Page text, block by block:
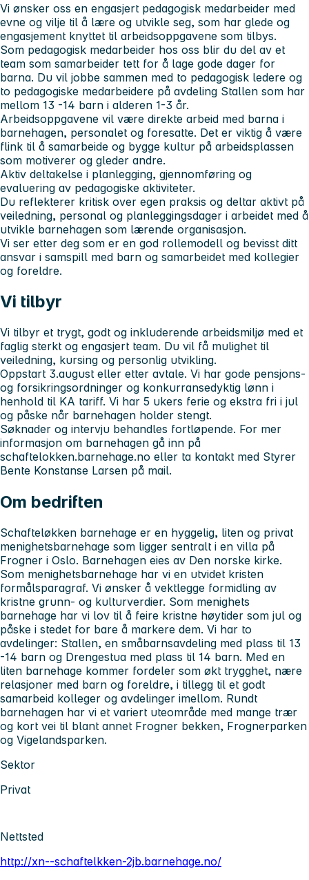
Vi ønsker oss en engasjert pedagogisk medarbeider med
evne og vilje til å lære og utvikle seg, som har glede og
engasjement knyttet til arbeidsoppgavene som tilbys.
Som pedagogisk medarbeider hos oss blir du del av et
team som samarbeider tett for å lage gode dager for
barna. Du vil jobbe sammen med to pedagogisk ledere og
to pedagogiske medarbeidere på avdeling Stallen som har
mellom 13 -14 barn i alderen 1-3 år.
Arbeidsoppgavene vil være direkte arbeid med barna i
barnehagen, personalet og foresatte. Det er viktig å være
flink til å samarbeide og bygge kultur på arbeidsplassen
som motiverer og gleder andre.
Aktiv deltakelse i planlegging, gjennomføring og
evaluering av pedagogiske aktiviteter.
Du reflekterer kritisk over egen praksis og deltar aktivt på
veiledning, personal og planleggingsdager i arbeidet med å
utvikle barnehagen som lærende organisasjon.
Vi ser etter deg som er en god rollemodell og bevisst ditt
ansvar i samspill med barn og samarbeidet med kollegier
og foreldre.
Vi tilbyr
Vi tilbyr et trygt, godt og inkluderende arbeidsmiljø med et
faglig sterkt og engasjert team. Du vil få mulighet til
veiledning, kursing og personlig utvikling.
Oppstart 3.august eller etter avtale. Vi har gode pensjons-
og forsikringsordninger og konkurransedyktig lønn i
henhold til KA tariff. Vi har 5 ukers ferie og ekstra fri i jul
og påske når barnehagen holder stengt.
Søknader og intervju behandles fortløpende. For mer
informasjon om barnehagen gå inn på
schaftelokken.barnehage.no eller ta kontakt med Styrer
Bente Konstanse Larsen på mail.
Om bedriften
Schafteløkken barnehage er en hyggelig, liten og privat
menighetsbarnehage som ligger sentralt i en villa på
Frogner i Oslo. Barnehagen eies av Den norske kirke.
Som menighetsbarnehage har vi en utvidet kristen
formålsparagraf. Vi ønsker å vektlegge formidling av
kristne grunn- og kulturverdier. Som menighets
barnehage har vi lov til å feire kristne høytider som jul og
påske i stedet for bare å markere dem. Vi har to
avdelinger: Stallen, en småbarnsavdeling med plass til 13
-14 barn og Drengestua med plass til 14 barn. Med en
liten barnehage kommer fordeler som økt trygghet, nære
relasjoner med barn og foreldre, i tillegg til et godt
samarbeid kolleger og avdelinger imellom. Rundt
barnehagen har vi et variert uteområde med mange trær
og kort vei til blant annet Frogner bekken, Frognerparken
og Vigelandsparken.
Sektor
Privat
Nettsted
http://xn--schaftelkken-2jb.barnehage.no/